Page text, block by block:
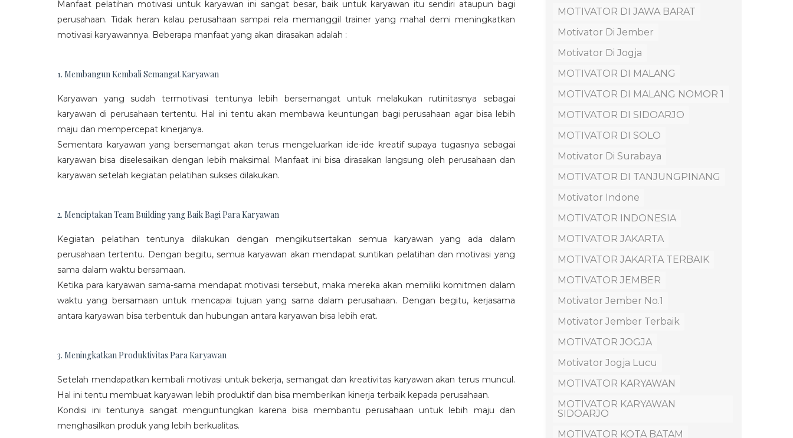
Manfaat pelatihan motivasi untuk karyawan ini sangat besar, baik untuk karyawan itu sendiri ataupun bagi
perusahaan. Tidak heran kalau perusahaan sampai rela memanggil trainer yang mahal demi meningkatkan
motivasi karyawannya. Beberapa manfaat yang akan dirasakan adalah :
1. Membangun Kembali Semangat Karyawan
Karyawan yang sudah termotivasi tentunya lebih bersemangat untuk melakukan rutinitasnya sebagai
karyawan di perusahaan tertentu. Hal ini tentu akan membawa keuntungan bagi perusahaan agar bisa lebih
maju dan mempercepat kinerjanya.
Sementara karyawan yang bersemangat akan terus mengeluarkan ide-ide kreatif supaya tugasnya sebagai
karyawan bisa diselesaikan dengan lebih maksimal. Manfaat ini bisa dirasakan langsung oleh perusahaan dan
karyawan setelah kegiatan pelatihan sukses dilakukan.
2. Menciptakan Team Building yang Baik Bagi Para Karyawan
Kegiatan pelatihan tentunya dilakukan dengan mengikutsertakan semua karyawan yang ada dalam
perusahaan tertentu. Dengan begitu, semua karyawan akan mendapat suntikan pelatihan dan motivasi yang
sama dalam waktu bersamaan.
Ketika para karyawan sama-sama mendapat motivasi tersebut, maka mereka akan memiliki komitmen dalam
waktu yang bersamaan untuk mencapai tujuan yang sama dalam perusahaan. Dengan begitu, kerjasama
antara karyawan bisa terbentuk dan hubungan antara karyawan bisa lebih erat.
3. Meningkatkan Produktivitas Para Karyawan
Setelah mendapatkan kembali motivasi untuk bekerja, semangat dan kreativitas karyawan akan terus muncul.
Hal ini tentu membuat karyawan lebih produktif dan bisa memberikan kinerja terbaik kepada perusahaan.
Kondisi ini tentunya sangat menguntungkan karena bisa membantu perusahaan untuk lebih maju dan
menghasilkan produk yang lebih berkualitas.
MOTIVATOR DI JAWA BARAT
Motivator Di Jember
Motivator Di Jogja
MOTIVATOR DI MALANG
MOTIVATOR DI MALANG NOMOR 1
MOTIVATOR DI SIDOARJO
MOTIVATOR DI SOLO
Motivator Di Surabaya
MOTIVATOR DI TANJUNGPINANG
Motivator Indone
MOTIVATOR INDONESIA
MOTIVATOR JAKARTA
MOTIVATOR JAKARTA TERBAIK
MOTIVATOR JEMBER
Motivator Jember No.1
Motivator Jember Terbaik
MOTIVATOR JOGJA
Motivator Jogja Lucu
MOTIVATOR KARYAWAN
MOTIVATOR KARYAWAN
SIDOARJO
MOTIVATOR KOTA BATAM